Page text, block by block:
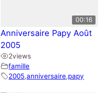
00:16
Anniversaire Papy Août
2005
2views
famille
2005,anniversaire,papy